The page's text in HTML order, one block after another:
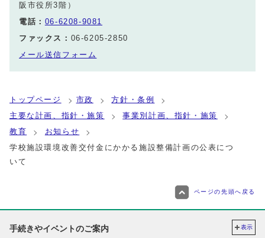
阪市役所3階）
電話： 06-6208-9081
ファックス： 06-6205-2850
メール送信フォーム
トップページ 市政
方針・条例
主要な計画、指針・施策
事業別計画、指針・施策
教育
お知らせ
学校施設環境改善交付金にかかる施設整備計画の公表につ
いて
ページの先頭へ戻る
手続きやイベントのご案内 表示